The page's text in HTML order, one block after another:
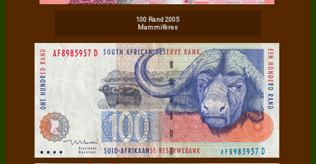
100 Rand 2005
Mammifères